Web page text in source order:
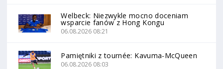
Welbeck: Niezwykle mocno doceniam
wsparcie fanów z Hong Kongu
06.08.2026 08:21
Pamiętniki z tournée: Kavuma-McQueen
06.08.2026 08:03